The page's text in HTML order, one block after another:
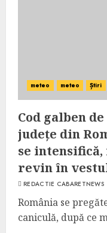
meteo meteo Știri
Cod galben
județe din
se
revin în
REDACTIE CABARETNEWS
România se
caniculă, după ce